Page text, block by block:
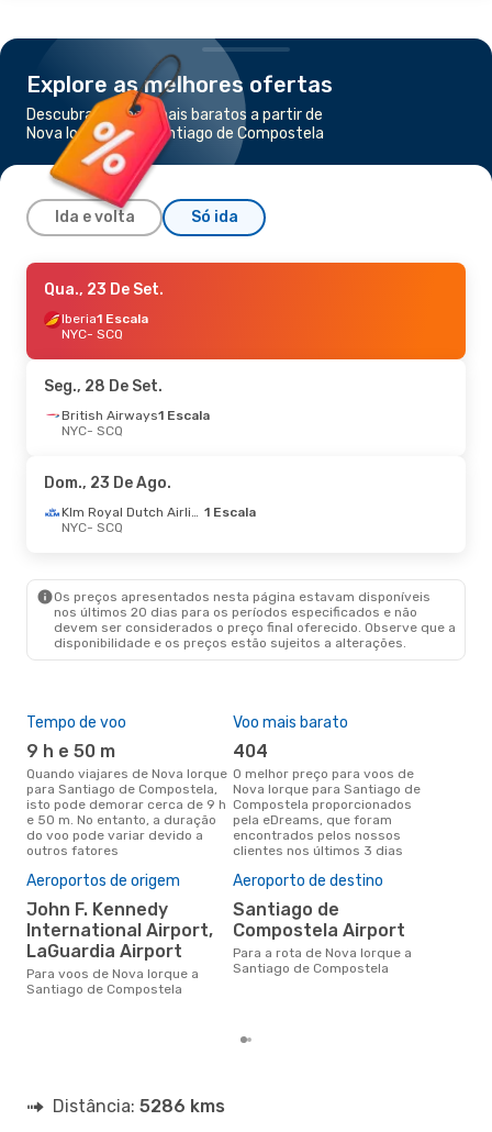
Explore as melhores ofertas
Descubra os voos mais baratos a partir de
Nova Iorque para Santiago de Compostela
Ida e volta Só ida
Dom., 6 De Set.- Seg., 14 De Set.
British Airways
NYC- SCQ
SCQ- NYC
Qua., 23 De Set.
Iberia1 Escala
NYC- SCQ
Seg., 28 De Set.
British Airways1 Escala
NYC- SCQ
Dom., 23 De Ago.
Klm Royal Dutch Airlines 1 Escala
NYC- SCQ
Os preços apresentados nesta página estavam disponíveis
nos últimos 20 dias para os períodos especificados e não
devem ser considerados o preço final oferecido. Observe que a
disponibilidade e os preços estão sujeitos a alterações.
Tempo de voo
9 h e 50 m
Quando viajares de Nova Iorque
para Santiago de Compostela,
isto pode demorar cerca de 9 h
e 50 m. No entanto, a duração
do voo pode variar devido a
outros fatores
Voo mais barato
404
O melhor preço para voos de
Nova Iorque para Santiago de
Compostela proporcionados
pela eDreams, que foram
encontrados pelos nossos
clientes nos últimos 3 dias
Aeroportos de origem
John F. Kennedy
International Airport,
LaGuardia Airport
Para voos de Nova Iorque a
Santiago de Compostela
Aeroporto de destino
Santiago de
Compostela Airport
Para a rota de Nova Iorque a
Santiago de Compostela
Distância: 5286 kms